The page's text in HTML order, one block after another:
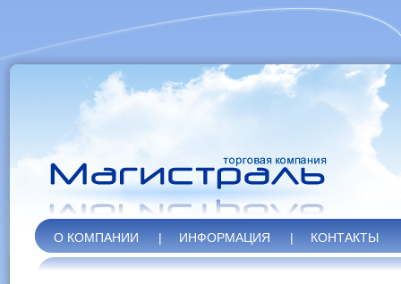
О КОМПАНИИ | ИНФОРМАЦИЯ | КОНТАКТЫ